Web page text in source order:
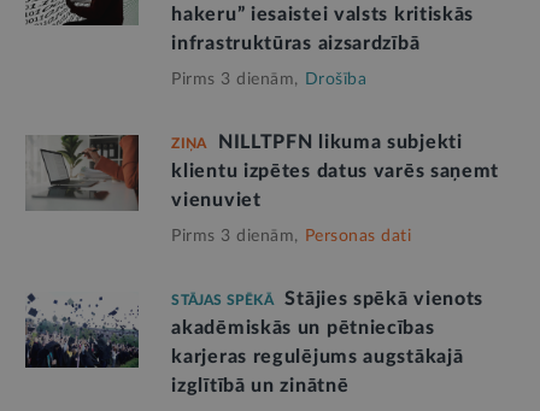
hakeru” iesaistei valsts kritiskās
infrastruktūras aizsardzībā
Pirms 3 dienām, Drošība
ZIŅA
NILLTPFN likuma subjekti
klientu izpētes datus varēs saņemt
vienuviet
Pirms 3 dienām, Personas dati
STĀJAS SPĒKĀ
Stājies spēkā vienots
akadēmiskās un pētniecības
karjeras regulējums augstākajā
izglītībā un zinātnē